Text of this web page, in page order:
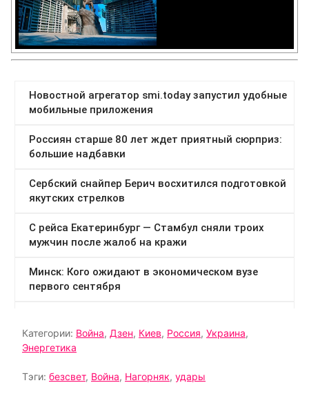
Категории: Война, Дзен, Киев, Россия, Украина,
Энергетика
Тэги: безсвет, Война, Нагорняк, удары